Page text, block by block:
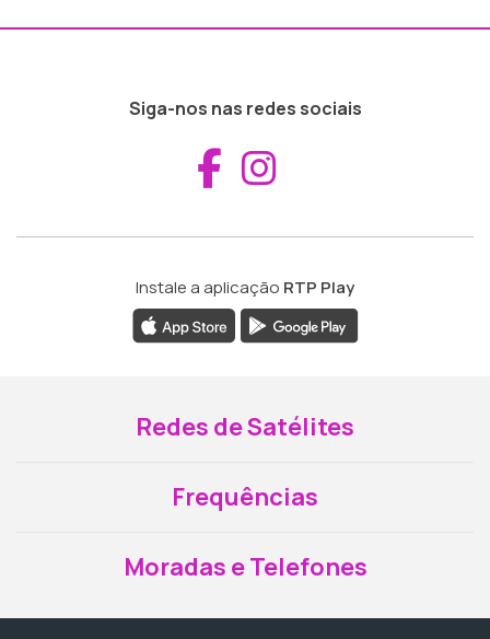
Siga-nos nas redes sociais
Aceder ao
Instale a aplicação RTP Play
Redes de Satélites
Frequências
Moradas e Telefones